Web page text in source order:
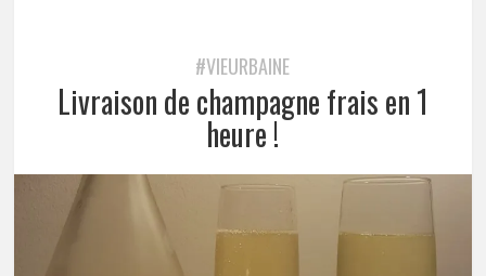
#VIEURBAINE
Livraison de champagne frais en 1
heure !